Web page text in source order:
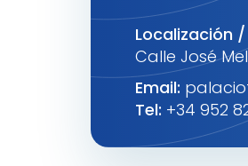
Localización
Calle José
Email:
Tel: +34 952